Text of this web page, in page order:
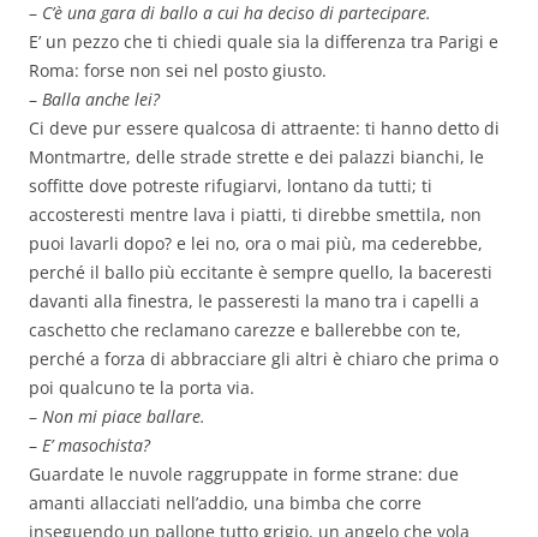
– C’è una gara di ballo a cui ha deciso di partecipare.
E’ un pezzo che ti chiedi quale sia la differenza tra Parigi e
Roma: forse non sei nel posto giusto.
– Balla anche lei?
Ci deve pur essere qualcosa di attraente: ti hanno detto di
Montmartre, delle strade strette e dei palazzi bianchi, le
soffitte dove potreste rifugiarvi, lontano da tutti; ti
accosteresti mentre lava i piatti, ti direbbe smettila, non
puoi lavarli dopo? e lei no, ora o mai più, ma cederebbe,
perché il ballo più eccitante è sempre quello, la baceresti
davanti alla finestra, le passeresti la mano tra i capelli a
caschetto che reclamano carezze e ballerebbe con te,
perché a forza di abbracciare gli altri è chiaro che prima o
poi qualcuno te la porta via.
– Non mi piace ballare.
– E’ masochista?
Guardate le nuvole raggruppate in forme strane: due
amanti allacciati nell’addio, una bimba che corre
inseguendo un pallone tutto grigio, un angelo che vola